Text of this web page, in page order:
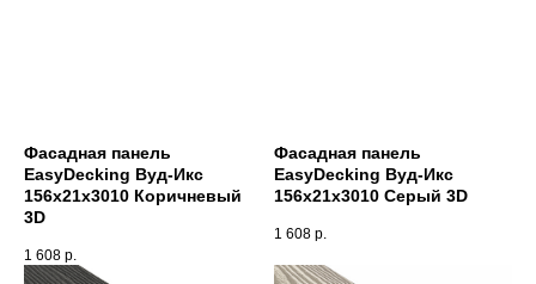
Фасадная панель
EasyDecking Вуд-Икс
156х21х3010 Коричневый
3D
1 608 р.
Фасадная панель
EasyDecking Вуд-Икс
156х21х3010 Серый 3D
1 608 р.